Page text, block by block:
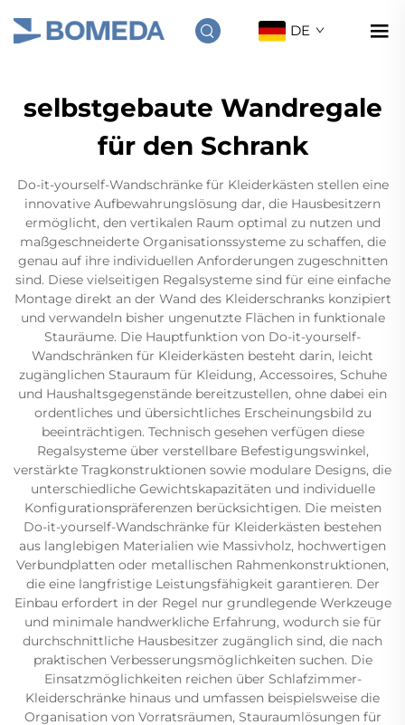
DE
selbstgebaute Wandregale
für den Schrank
Do-it-yourself-Wandschränke für Kleiderkästen stellen eine
innovative Aufbewahrungslösung dar, die Hausbesitzern
ermöglicht, den vertikalen Raum optimal zu nutzen und
maßgeschneiderte Organisationssysteme zu schaffen, die
genau auf ihre individuellen Anforderungen zugeschnitten
sind. Diese vielseitigen Regalsysteme sind für eine einfache
Montage direkt an der Wand des Kleiderschranks konzipiert
und verwandeln bisher ungenutzte Flächen in funktionale
Stauräume. Die Hauptfunktion von Do-it-yourself-
Wandschränken für Kleiderkästen besteht darin, leicht
zugänglichen Stauraum für Kleidung, Accessoires, Schuhe
und Haushaltsgegenstände bereitzustellen, ohne dabei ein
ordentliches und übersichtliches Erscheinungsbild zu
beeinträchtigen. Technisch gesehen verfügen diese
Regalsysteme über verstellbare Befestigungswinkel,
verstärkte Tragkonstruktionen sowie modulare Designs, die
unterschiedliche Gewichtskapazitäten und individuelle
Konfigurationspräferenzen berücksichtigen. Die meisten
Do-it-yourself-Wandschränke für Kleiderkästen bestehen
aus langlebigen Materialien wie Massivholz, hochwertigen
Verbundplatten oder metallischen Rahmenkonstruktionen,
die eine langfristige Leistungsfähigkeit garantieren. Der
Einbau erfordert in der Regel nur grundlegende Werkzeuge
und minimale handwerkliche Erfahrung, wodurch sie für
durchschnittliche Hausbesitzer zugänglich sind, die nach
praktischen Verbesserungsmöglichkeiten suchen. Die
Einsatzmöglichkeiten reichen über Schlafzimmer-
Kleiderschränke hinaus und umfassen beispielsweise die
Organisation von Vorratsräumen, Stauraumlösungen für